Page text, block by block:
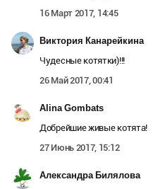
16 Март 2017, 14:45
Виктория Канарейкина
Чудесные котятки)!!!
26 Май 2017, 00:41
Alina Gombats
Добрейшие живые котята!
27 Июнь 2017, 15:12
Александра Билялова